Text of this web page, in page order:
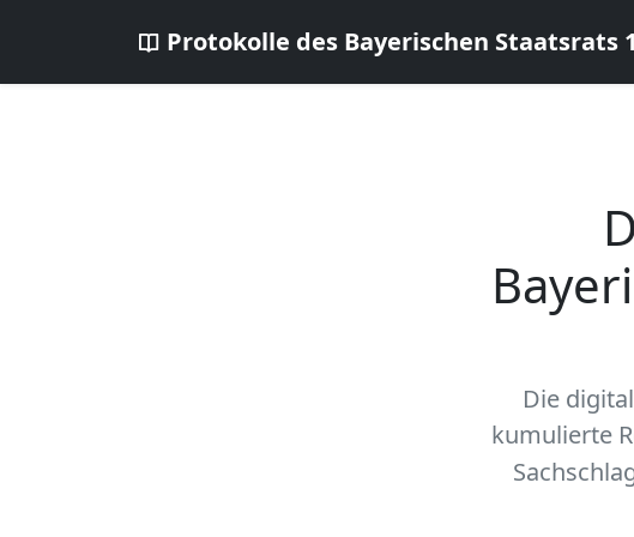
Protokolle des Bayerischen Staatsrats
Die
kumulierte